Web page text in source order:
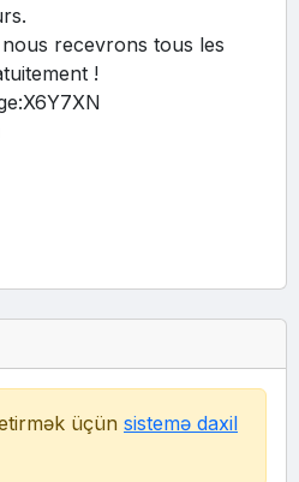
recevrons tous les
!
üçün sistemə daxil